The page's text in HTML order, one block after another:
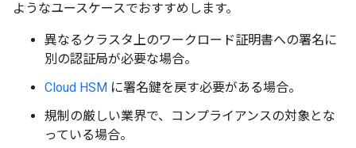
ようなユースケースでおすすめします。
異なるクラスタ上のワークロード証明書への署名に
別の認証局が必要な場合。
Cloud HSM に署名鍵を戻す必要がある場合。
規制の厳しい業界で、コンプライアンスの対象とな
っている場合。